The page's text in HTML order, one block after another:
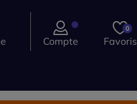
Compte
0
Favoris